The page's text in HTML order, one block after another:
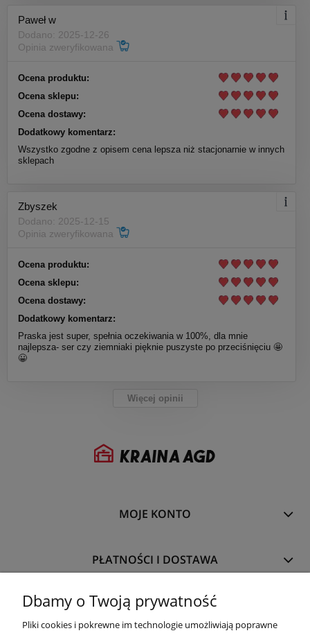
Paweł w
Dodano: 2025-12-26
Opinia zweryfikowana
Ocena produktu:
Ocena sklepu:
Ocena dostawy:
Dodatkowy komentarz:
Wszystko zgodne z opisem cena lepsza niż stacjonarnie w innych
sklepach
Zbyszek
Dodano: 2025-12-15
Opinia zweryfikowana
Ocena produktu:
Ocena sklepu:
Ocena dostawy:
Dodatkowy komentarz:
Praska jest super, spełnia oczekiwania w 100%, dla mnie
najlepsza- ser czy ziemniaki pięknie puszyste po przeciśnięciu 🤩
😀
Więcej opinii
MOJE KONTO
PŁATNOŚCI I DOSTAWA
INFORMACJE
Dbamy o Twoją prywatność
Pliki cookies i pokrewne im technologie umożliwiają poprawne